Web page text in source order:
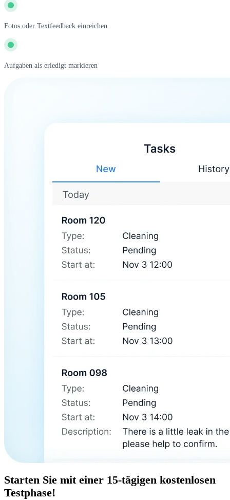
Fotos oder Textfeedback einreichen
Aufgaben als erledigt markieren
Starten Sie mit einer 15-tägigen kostenlosen
Testphase!